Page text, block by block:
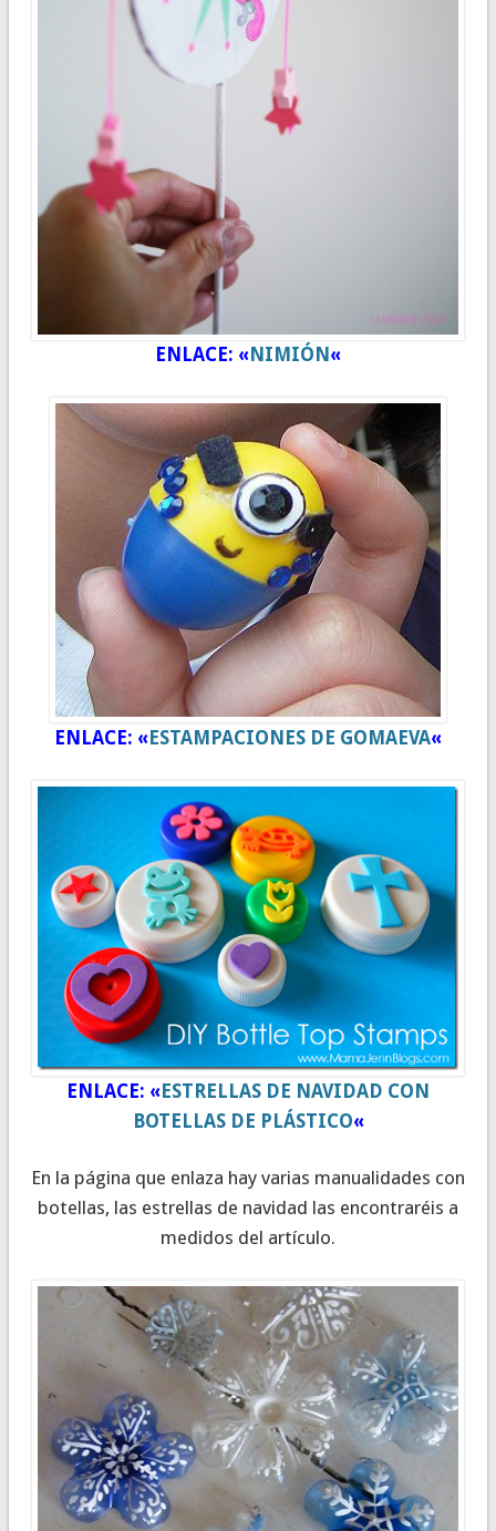
ENLACE: « NIMIÓN «
ENLACE: « ESTAMPACIONES DE GOMAEVA«
ENLACE: « ESTRELLAS DE NAVIDAD CON
BOTELLAS DE PLÁSTICO«
En la página que enlaza hay varias manualidades con
botellas, las estrellas de navidad las encontraréis a
medidos del artículo.